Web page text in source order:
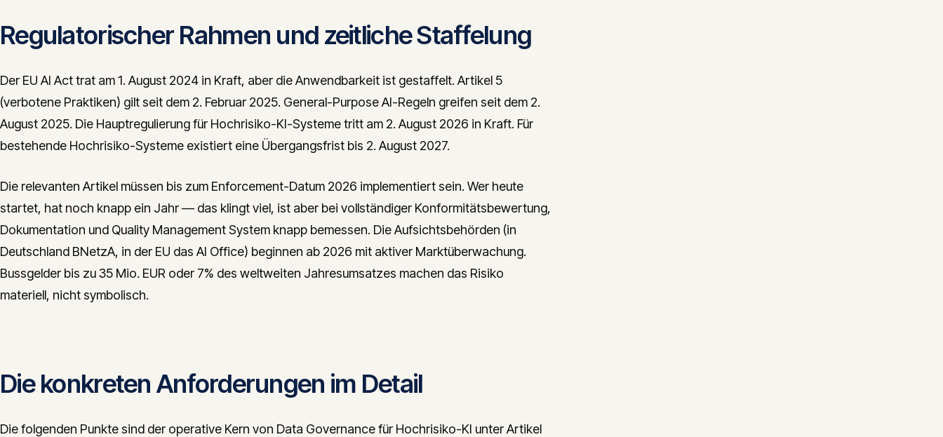
Regulatorischer Rahmen und zeitliche Staffelung
Der EU AI Act trat am 1. August 2024 in Kraft, aber die Anwendbarkeit ist gestaffelt. Artikel 5
(verbotene Praktiken) gilt seit dem 2. Februar 2025. General-Purpose AI-Regeln greifen seit dem 2.
August 2025. Die Hauptregulierung für Hochrisiko-KI-Systeme tritt am 2. August 2026 in Kraft. Für
bestehende Hochrisiko-Systeme existiert eine Übergangsfrist bis 2. August 2027.
Die relevanten Artikel müssen bis zum Enforcement-Datum 2026 implementiert sein. Wer heute
startet, hat noch knapp ein Jahr — das klingt viel, ist aber bei vollständiger Konformitätsbewertung,
Dokumentation und Quality Management System knapp bemessen. Die Aufsichtsbehörden (in
Deutschland BNetzA, in der EU das AI Office) beginnen ab 2026 mit aktiver Marktüberwachung.
Bussgelder bis zu 35 Mio. EUR oder 7% des weltweiten Jahresumsatzes machen das Risiko
materiell, nicht symbolisch.
Die konkreten Anforderungen im Detail
Die folgenden Punkte sind der operative Kern von Data Governance für Hochrisiko-KI unter Artikel